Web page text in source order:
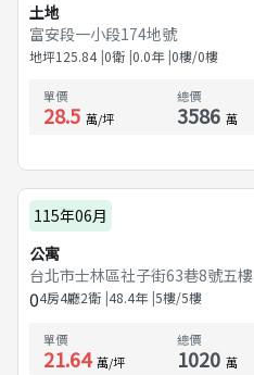
土地
富安段一小段174地號
地坪125.84 0衛 0.0年 0樓/0樓
單價
28.5 萬/坪
總價
3586 萬
115年06月
公寓
台北市士林區社子街63巷8號五樓
04房4廳2衛 48.4年 5樓/5樓
單價
21.64 萬/坪
總價
1020 萬